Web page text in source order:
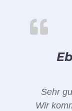
Sehr
Wir